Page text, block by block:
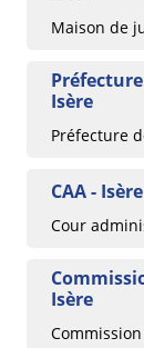
Maison de
Isère
Préfecture
CAA - Isère
Cour
Isère